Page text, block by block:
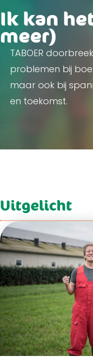
Ik kan
meer)
TABOER
problemen bij
maar ook bij
en toekomst.
Uitgelicht